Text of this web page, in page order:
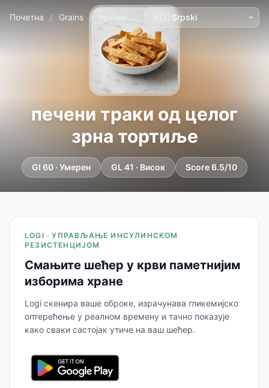
Почетна / Grains / печени траки од целог зрна тортиље
печени траки од целог
зрна тортиље
GI 60 · Умерен GL 41 · Висок Score 6.5/10
LOGI · УПРАВЉАЊЕ ИНСУЛИНСКОМ
РЕЗИСТЕНЦИЈОМ
Смањите шећер у крви паметнијим
изборима хране
Logi скенира ваше оброке, израчунава гликемијско
оптерећење у реалном времену и тачно показује
како сваки састојак утиче на ваш шећер.